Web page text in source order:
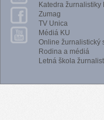
Katedra žurnalistiky
Zumag
TV Unica
Médiá KU
Online žurnalistický
Rodina a médiá
Letná škola